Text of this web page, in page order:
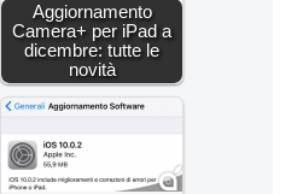
Aggiornamento
Camera+ per iPad a
dicembre: tutte le
novità